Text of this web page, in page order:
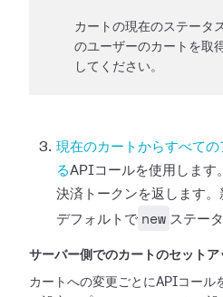
カートの現在のステータ
のユーザーのカートを取
してください。
現在のカートからすべて
るAPIコールを使用します
決済トークンを返します
デフォルトで new ステー
サーバー側でのカートのセットア
カートへの変更ごとにAPIコール